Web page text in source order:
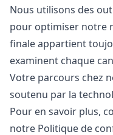
Nous utilisons des
pour optimiser notre
finale appartient
examinent chaque
Votre parcours chez
soutenu par la
Pour en savoir plus,
notre Politique de